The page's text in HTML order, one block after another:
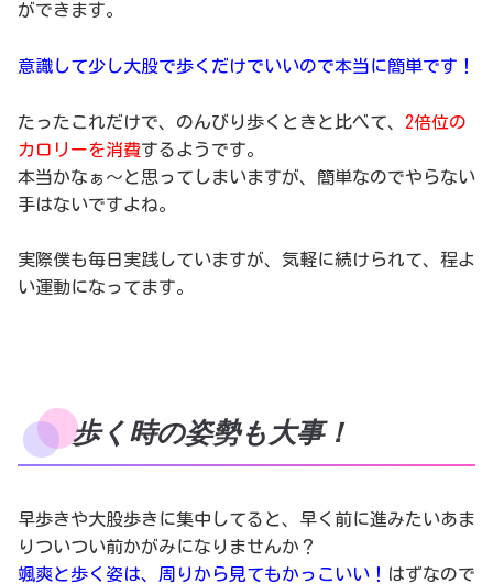
ができます。
意識して少し大股で歩くだけでいいので本当に簡単です！
たったこれだけで、のんびり歩くときと比べて、 2倍位の
カロリーを消費するようです。
本当かなぁ〜と思ってしまいますが、簡単なのでやらない
手はないですよね。
実際僕も毎日実践していますが、気軽に続けられて、程よ
い運動になってます。
歩く時の姿勢も大事！
早歩きや大股歩きに集中してると、早く前に進みたいあま
りついつい前かがみになりませんか？
颯爽と歩く姿は、周りから見てもかっこいい！ はずなので